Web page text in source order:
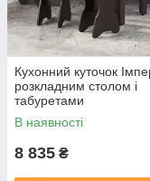
Кухонний куточок
розкладним столом і
табуретами
В наявності
8 835 ₴